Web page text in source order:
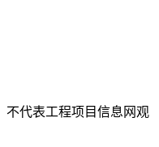
不代表工程项目信息网观